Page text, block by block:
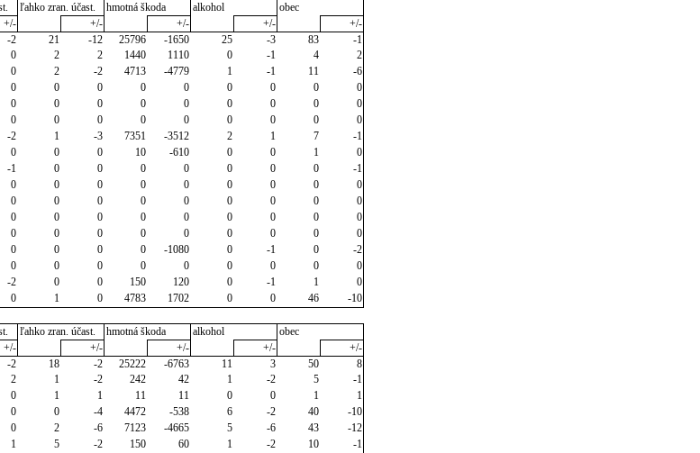
ľahko zran. účast. hmotná škoda alkohol
obec
+/- +/- +/- +/-
+/-
-2 21 -12 25796 -1650 25 -3 83
-1
0 2 2 1440 1110 0 -1 4
2
0 2 -2 4713 -4779 1 -1 11
-6
0 0 0 0 0 0 0 0
0
0 0 0 0 0 0 0 0
0
0 0 0 0 0 0 0 0
0
-2 1 -3 7351 -3512 2 1 7
-1
0 0 0 10 -610 0 0 1
0
-1 0 0 0 0 0 0 0
-1
0 0 0 0 0 0 0 0
0
0 0 0 0 0 0 0 0
0
0 0 0 0 0 0 0 0
0
0 0 0 0 0 0 0 0
0
0 0 0 0 -1080 0 -1 0
-2
0 0 0 0 0 0 0 0
0
-2 0 0 150 120 0 -1 1
0
0 1 0 4783 1702 0 0 46
-10
ľahko zran. účast. hmotná škoda alkohol
obec
+/- +/- +/- +/-
+/-
-2 18 -2 25222 -6763 11 3 50
8
2 1 -2 242 42 1 -2 5
-1
0 1 1 11 11 0 0 1
1
0 0 -4 4472 -538 6 -2 40
-10
0 2 -6 7123 -4665 5 -6 43
-12
1 5 -2 150 60 1 -2 10
-1